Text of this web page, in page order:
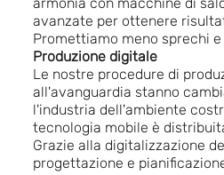
avanzate per ottenere
Promettiamo meno sprechi
Produzione digitale
Le nostre procedure di
all'avanguardia stanno
l'industria dell'ambiente
tecnologia mobile è
Grazie alla digitalizzazione
progettazione e